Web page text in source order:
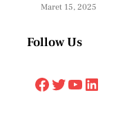
Maret 15, 2025
Follow Us
Facebook Twitter YouTube LinkedIn